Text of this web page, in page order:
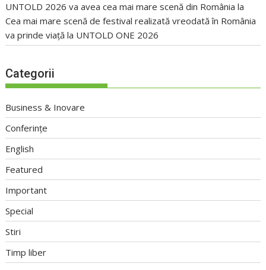
UNTOLD 2026 va avea cea mai mare scenă din România la
Cea mai mare scenă de festival realizată vreodată în România
va prinde viață la UNTOLD ONE 2026
Categorii
Business & Inovare
Conferințe
English
Featured
Important
Special
Stiri
Timp liber